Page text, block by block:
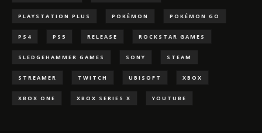
PLAYSTATION PLUS POKÈMON POKÉMON GO
PS4 PS5 RELEASE ROCKSTAR GAMES
SLEDGEHAMMER GAMES SONY STEAM
STREAMER TWITCH UBISOFT XBOX
XBOX ONE XBOX SERIES X YOUTUBE